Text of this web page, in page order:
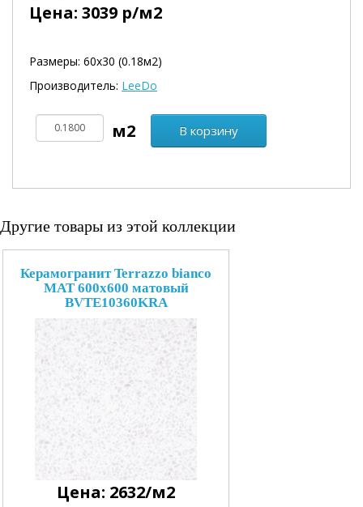
Цена: 3039 р/м2
Размеры: 60х30 (0.18м2)
Производитель: LeeDo
В корзину
Другие товары из этой коллекции
Керамогранит Terrazzo bianco
MAT 600х600 матовый
BVTE10360KRA
Цена: 2632/м2